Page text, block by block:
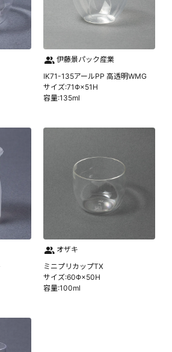
伊藤景パック産業
IK71-135アールPP 高透明WMG
サイズ:71Φ×51H
容量:135ml
オザキ
ミニプリカップTX
サイズ:60Φ×50H
容量:100ml